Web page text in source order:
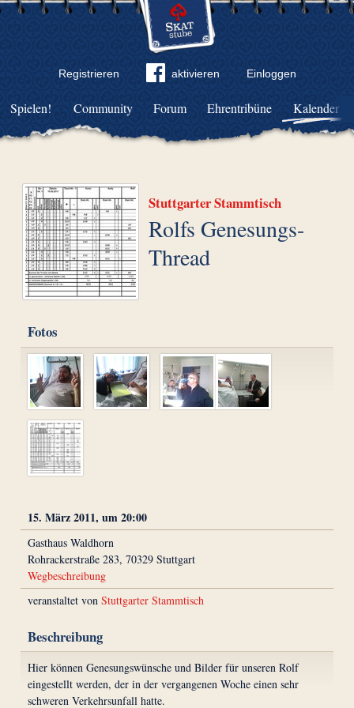
Registrieren aktivieren Einloggen
Community Forum Ehrentribüne Kalender
Spielen!
Stuttgarter Stammtisch
Rolfs Genesungs-
Thread
Fotos
15. März 2011, um 20:00
Gasthaus Waldhorn
Rohrackerstraße 283, 70329 Stuttgart
Wegbeschreibung
veranstaltet von Stuttgarter Stammtisch
Beschreibung
Hier können Genesungswünsche und Bilder für unseren Rolf
eingestellt werden, der in der vergangenen Woche einen sehr
schweren Verkehrsunfall hatte.